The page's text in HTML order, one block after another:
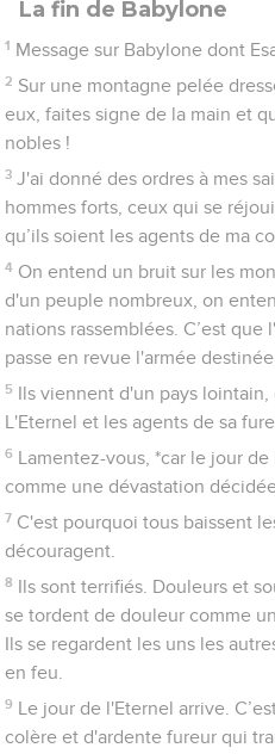
La fin de Babylone
1 Message sur Babylone dont
2 Sur une montagne pelée
eux, faites signe de la main et
nobles !
3 J'ai donné des ordres à mes
hommes forts, ceux qui se
qu’ils soient les agents de ma
4 On entend un bruit sur les
d'un peuple nombreux, on
nations rassemblées. C’est que
passe en revue l'armée
5 Ils viennent d'un pays lointain,
L'Eternel et les agents de sa
6 Lamentez-vous, *car le jour
comme une dévastation
7 C'est pourquoi tous baissent
découragent.
8 Ils sont terrifiés. Douleurs et
se tordent de douleur comme
Ils se regardent les uns les
en feu.
9 Le jour de l'Eternel arrive.
colère et d'ardente fureur qui